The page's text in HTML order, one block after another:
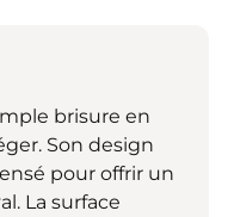
brisure en
Son design
pour offrir un
La surface